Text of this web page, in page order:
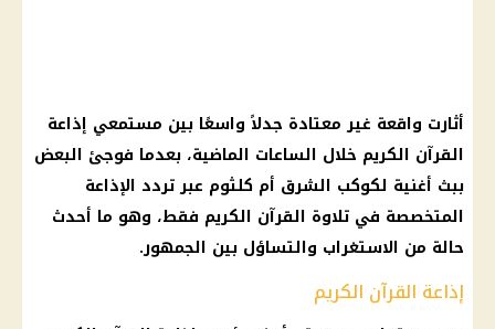
أثارت واقعة غير معتادة جدلاً واسعًا بين مستمعي إذاعة
القرآن الكريم خلال الساعات الماضية، بعدما فوجئ البعض
ببث أغنية لكوكب الشرق أم كلثوم عبر تردد الإذاعة
المتخصصة في تلاوة القرآن الكريم فقط، وهو ما أحدث
حالة من الاستغراب والتساؤل بين الجمهور.
إذاعة القرآن الكريم